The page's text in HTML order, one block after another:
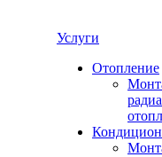
Услуги
Отопление